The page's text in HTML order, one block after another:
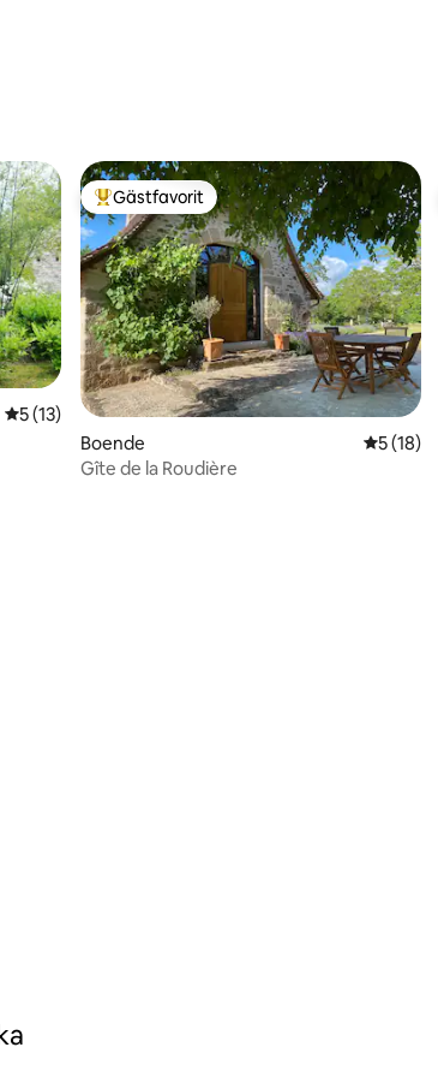
5 av 5 i genomsnittligt betyg, 13 omdömen
5 (13)
Populär gästfavorit
Gästfavorit
Boende 5 av 5 i
5 (18)
Gîte de la Roudière